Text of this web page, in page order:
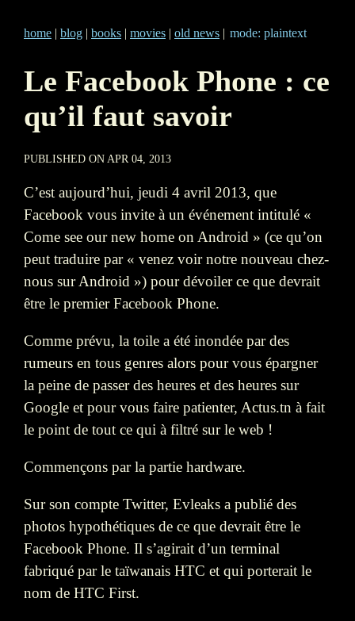
home | blog | books | movies | old news | mode: plaintext
Le Facebook Phone : ce
qu’il faut savoir
PUBLISHED ON APR 04, 2013
C’est aujourd’hui, jeudi 4 avril 2013, que
Facebook vous invite à un événement intitulé «
Come see our new home on Android » (ce qu’on
peut traduire par « venez voir notre nouveau chez-
nous sur Android ») pour dévoiler ce que devrait
être le premier Facebook Phone.
Comme prévu, la toile a été inondée par des
rumeurs en tous genres alors pour vous épargner
la peine de passer des heures et des heures sur
Google et pour vous faire patienter, Actus.tn à fait
le point de tout ce qui à filtré sur le web !
Commençons par la partie hardware.
Sur son compte Twitter, Evleaks a publié des
photos hypothétiques de ce que devrait être le
Facebook Phone. Il s’agirait d’un terminal
fabriqué par le taïwanais HTC et qui porterait le
nom de HTC First.